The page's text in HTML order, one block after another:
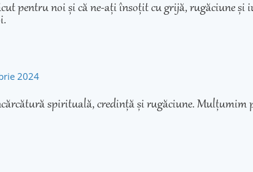
pentru noi și că ne-ați însoțit cu grijă, rugăciune și
2024
spirituală, credință și rugăciune. Mulțumim